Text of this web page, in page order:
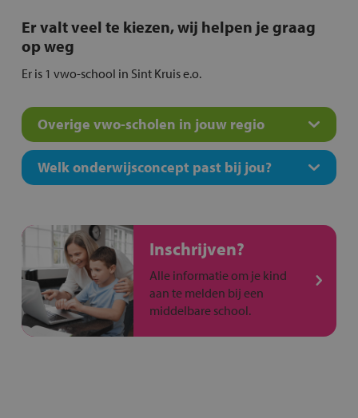
Er valt veel te kiezen, wij helpen je graag
op weg
Er is 1 vwo-school in Sint Kruis e.o.
Overige vwo-scholen in jouw regio
Welk onderwijsconcept past bij jou?
Inschrijven?
Alle informatie om je kind
aan te melden bij een
middelbare school.